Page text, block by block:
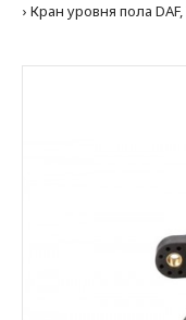
Кран уровня пола DAF,